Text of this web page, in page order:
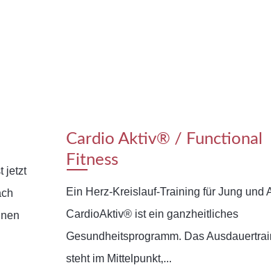
jetzt
Cardio Aktiv® / Functional
Fitness
Ein Herz-Kreislauf-Training für Jung und
CardioAktiv® ist ein ganzheitliches
Gesundheitsprogramm. Das
steht im Mittelpunkt,...